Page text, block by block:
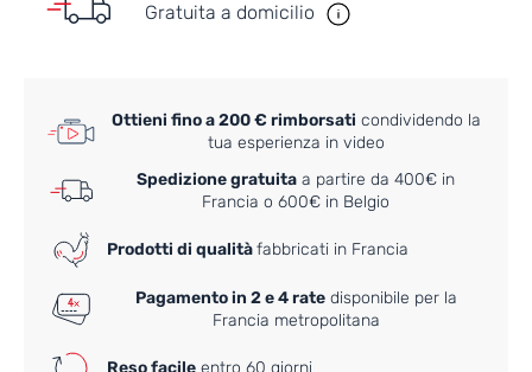
Gratuita a domicilio
Ottieni fino a 200 € rimborsati condividendo la
tua esperienza in video
Spedizione gratuita a partire da 400€ in
Francia o 600€ in Belgio
Prodotti di qualitàfabbricati in Francia
Pagamento in 2 e 4 ratedisponibile per la
Francia metropolitana
Reso facile entro 60 giorni